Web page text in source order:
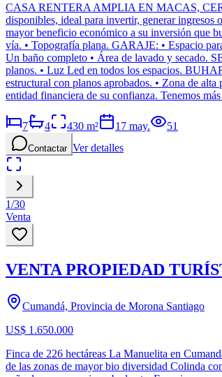
CASA RENTERA AMPLIA EN MACAS,
disponibles, ideal para invertir, generar
mayor beneficio económico a su inversión que
vía. • Topografía plana. GARAJE: • Espacio
Un baño completo • Área de lavado y secado.
planos. • Luz Led en todos los espacios.
estructural con planos aprobados. • Zona de
entidad financiera de su confianza. Tenemos
7 4 430 m² 17 may. 51
Contactar Ver detalles
1/30
Venta
VENTA PROPIEDAD
Cumandá, Provincia de Morona Santiago
US$ 1.650.000
Finca de 226 hectáreas La Manuelita en
de las zonas de mayor bio diversidad Colinda